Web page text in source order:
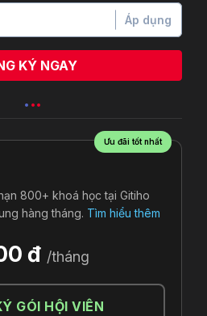
Áp dụng
KÝ NGAY
Ưu đãi tốt nhất
800+ khoá học tại Gitiho
hàng tháng. Tìm hiểu thêm
đ /tháng
GÓI HỘI VIÊN